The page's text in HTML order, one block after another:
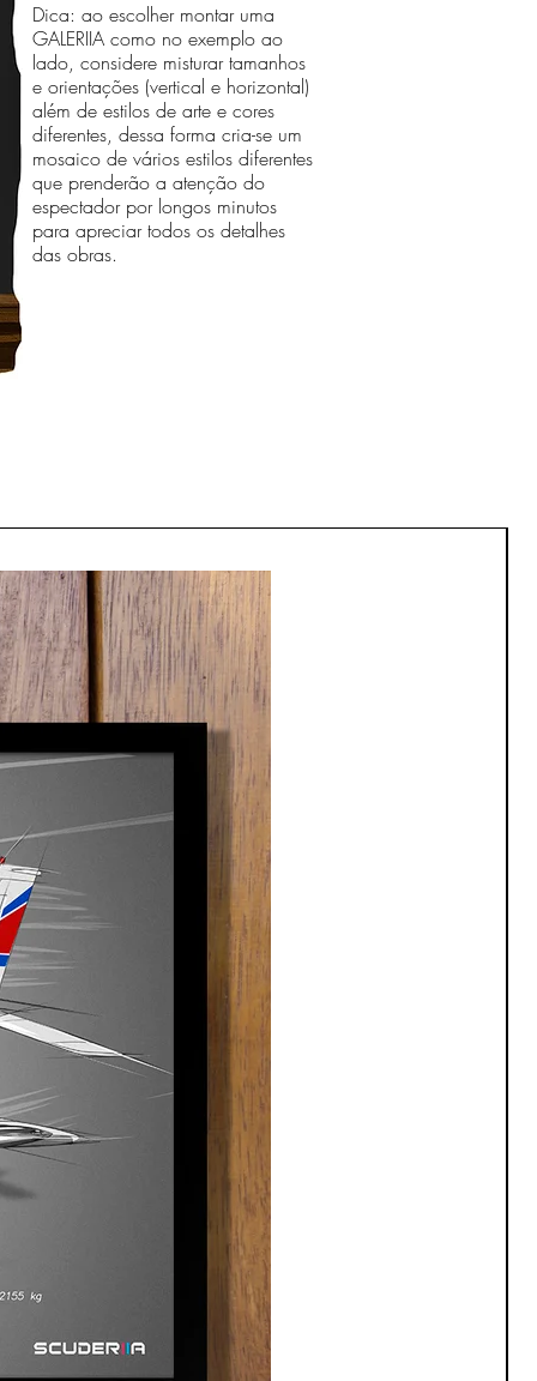
Dica: ao escolher montar uma
GALERIIA como no exemplo ao
lado, considere misturar tamanhos
e orientações (vertical e horizontal)
além de estilos de arte e cores
diferentes, dessa forma cria-se um
mosaico de vários estilos diferentes
que prenderão a atenção do
espectador por longos minutos
para apreciar todos os detalhes
das obras.